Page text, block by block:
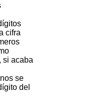
cifra
si acaba
se
del